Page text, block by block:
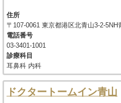
住所
〒107-0061 東京都港区北青山3-2-5NH
電話番号
03-3401-1001
診療科目
耳鼻科 内科
ドクタートームイン青山